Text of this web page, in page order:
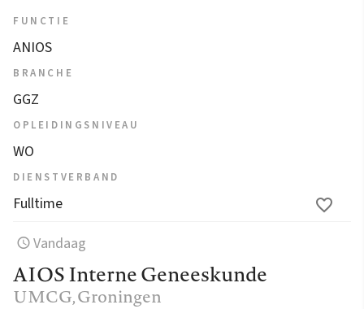
FUNCTIE
ANIOS
BRANCHE
GGZ
OPLEIDINGSNIVEAU
WO
DIENSTVERBAND
Fulltime
Vandaag
AIOS Interne Geneeskunde
UMCG, Groningen